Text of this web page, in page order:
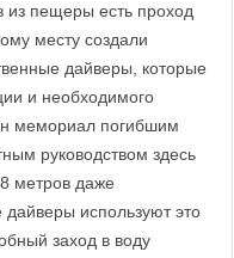
из пещеры есть проход
месту создали
дайверы, которые
и необходимого
мемориал погибшим
руководством здесь
метров даже
используют это
заход в воду